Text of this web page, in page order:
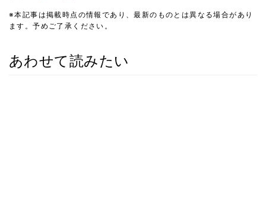
※本記事は掲載時点の情報であり、最新のものとは異なる場合があり
ます。予めご了承ください。
あわせて読みたい